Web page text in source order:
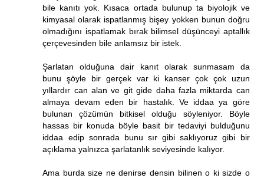
bile kanıtı yok. Kısaca ortada bulunup ta biyolojik ve
kimyasal olarak ispatlanmış bişey yokken bunun doğru
olmadığını ispatlamak bırak bilimsel düşünceyi aptallık
çerçevesinden bile anlamsız bir istek.
Şarlatan olduğuna dair kanıt olarak sunmasam da
bunu şöyle bir gerçek var ki kanser çok çok uzun
yıllardır can alan ve git gide daha fazla miktarda can
almaya devam eden bir hastalık. Ve iddaa ya göre
bulunan çözümün bitkisel olduğu söyleniyor. Böyle
hassas bir konuda böyle basit bir tedaviyi bulduğunu
iddaa edip sonrada bunu sır gibi saklıyoruz gibi bir
açıklama yalnızca şarlatanlık seviyesinde kalıyor.
Ama burda size ne denirse densin bilinen o ki sizde o